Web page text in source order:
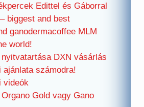
Edittel és Gáborral
biggest and best
ganodermacoffee MLM
world!
DXN vásárlás
ajánlata számodra!
videók
Gold vagy Gano